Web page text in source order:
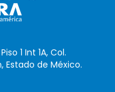
1 Int 1A, Col.
Estado de México.